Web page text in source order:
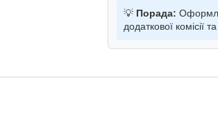
💡 Порада:
додаткової